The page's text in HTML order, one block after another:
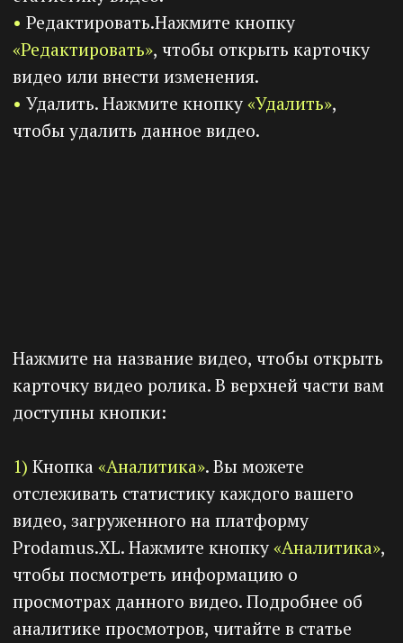
просмотры позволяют оценить, сколько раз
видео было просмотрено разными
пользователями, исключая повторные
полезно для анализа популярности видео и
вовлеченности уникальных пользователей.
4) Процент просмотров.Количество
просмотров в процентом соотношении от
Попробуйте
Prodamus.XL прямо
сейчас
🔶14 днейпробного периода
🔶 2 000 RUBна внутренний баланс
при пополнении счета